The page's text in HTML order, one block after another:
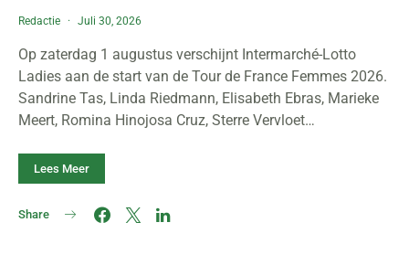
Redactie Juli 30, 2026
Op zaterdag 1 augustus verschijnt Intermarché-Lotto
Ladies aan de start van de Tour de France Femmes 2026.
Sandrine Tas, Linda Riedmann, Elisabeth Ebras, Marieke
Meert, Romina Hinojosa Cruz, Sterre Vervloet…
Lees Meer
Share